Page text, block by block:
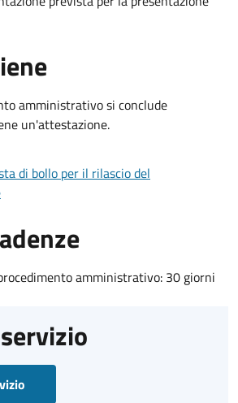
amministrativo si conclude
un'attestazione.
di bollo per il rilascio del
amministrativo: 30 giorni